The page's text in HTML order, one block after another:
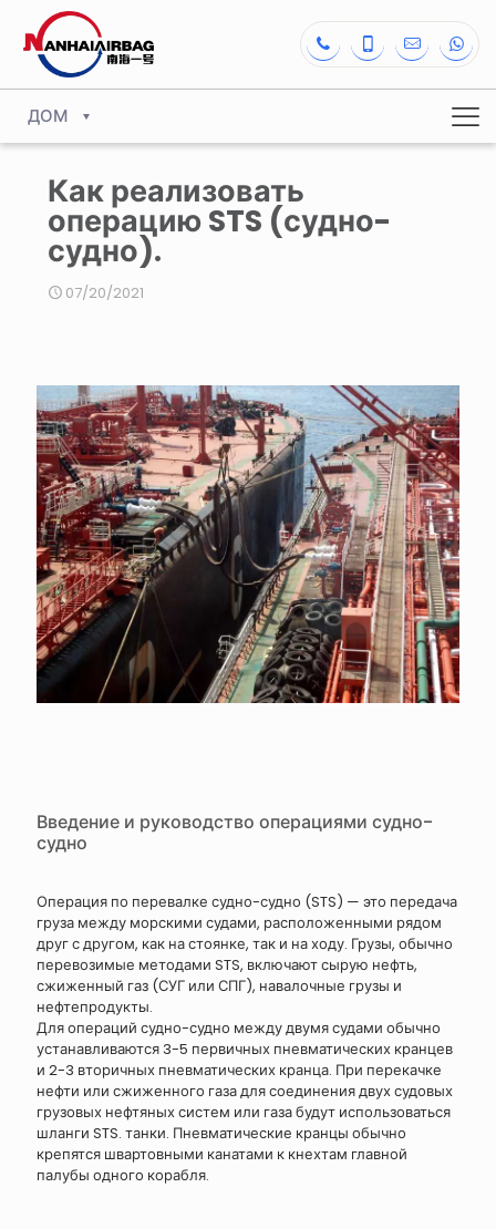
ДОМ
Как реализовать
операцию STS (судно-
судно).
07/20/2021
Введение и руководство операциями судно-
судно
Операция по перевалке судно-судно (STS) — это передача
груза между морскими судами, расположенными рядом
друг с другом, как на стоянке, так и на ходу. Грузы, обычно
перевозимые методами STS, включают сырую нефть,
сжиженный газ (СУГ или СПГ), навалочные грузы и
нефтепродукты.
Для операций судно-судно между двумя судами обычно
устанавливаются 3-5 первичных пневматических кранцев
и 2-3 вторичных пневматических кранца. При перекачке
нефти или сжиженного газа для соединения двух судовых
грузовых нефтяных систем или газа будут использоваться
шланги STS. танки. Пневматические кранцы обычно
крепятся швартовными канатами к кнехтам главной
палубы одного корабля.